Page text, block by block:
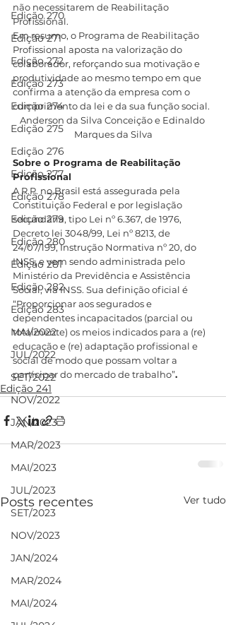
Edição 270
Edição 271
Edição 272
Edição 273
Edição 274
Edição 275
Edição 276
Edição 277
Edição 278
Edição 279
Edição 280
Edição 281
Edição 282
Edição 283
MAI/2022
JUL/2022
SET/2022
NOV/2022
JAN/2023
MAR/2023
MAI/2023
JUL/2023
SET/2023
NOV/2023
JAN/2024
MAR/2024
MAI/2024
não necessitarem de Reabilitação
Profissional.
Em resumo, o Programa de Reabilitação
Profissional aposta na valorização do
colaborador, reforçando sua motivação e
produtividade ao mesmo tempo em que
confirma a atenção da empresa com o
cumprimento da lei e da sua função social.
Anderson da Silva Conceição e Edinaldo
Marques da Silva
Sobre o Programa de Reabilitação
Profissional
A R.P. no Brasil está assegurada pela
Constituição Federal e por legislação
secundária, tipo Lei nº 6.367, de 1976,
Decreto lei 3048/99, Lei nº 8213, de
24/07/199, Instrução Normativa nº 20, do
INSS, e vem sendo administrada pelo
Ministério da Previdência e Assistência
Social, via INSS. Sua definição oficial é
“Proporcionar aos segurados e
dependentes incapacitados (parcial ou
totalmente) os meios indicados para a (re)
educação e (re) adaptação profissional e
social de modo que possam voltar a
participar do mercado de trabalho”.
Edição 241
Posts recentes Ver tudo